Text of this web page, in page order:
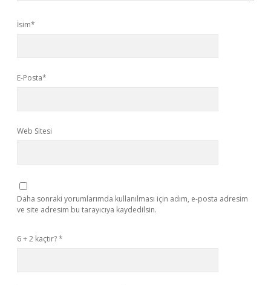
İsim*
E-Posta*
Web Sitesi
Daha sonraki yorumlarımda kullanılması için adım, e-posta adresim
ve site adresim bu tarayıcıya kaydedilsin.
6 + 2 kaçtır?*